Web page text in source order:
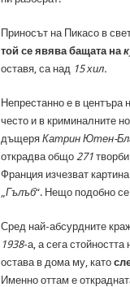
Приносът на Пикасо в
той се явява бащата на
оставя, са над 15 хил.
Непрестанно е в центъра
често и в криминалните
дъщеря Катрин Ютен-
открадва общо271
Франция изчезват
Гълъб“. Нещо подобно
Сред най-абсурдните
1938-а, а сега стойността
остава в дома му, като
Именно оттам е